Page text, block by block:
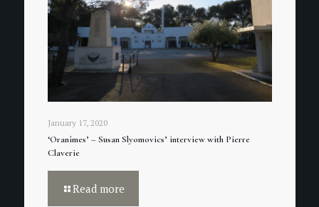
January 17, 2020
‘Oranîmes’ – Susan Slyomovics’ interview with Pierre
Claverie
Read more